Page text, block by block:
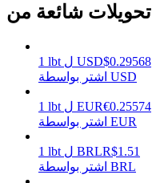
استراتيجيات التداول
1 lbt ل USD$0.29568
اشتر بواسطة USD
1 lbt ل EUR€0.25574
اشتر بواسطة EUR
1 lbt ل BRLR$1.51
اشتر بواسطة BRL